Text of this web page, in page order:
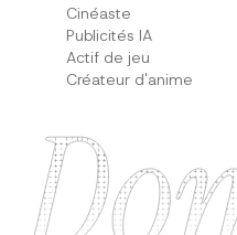
Cinéaste
Publicités IA
Actif de jeu
Créateur d'anime